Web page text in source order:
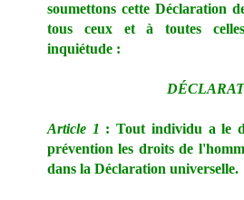
soumettons cette Déclaration
tous ceux et à toutes
inquiétude :
Article 1 : Tout individu a le
prévention les droits de
dans la Déclaration universelle.